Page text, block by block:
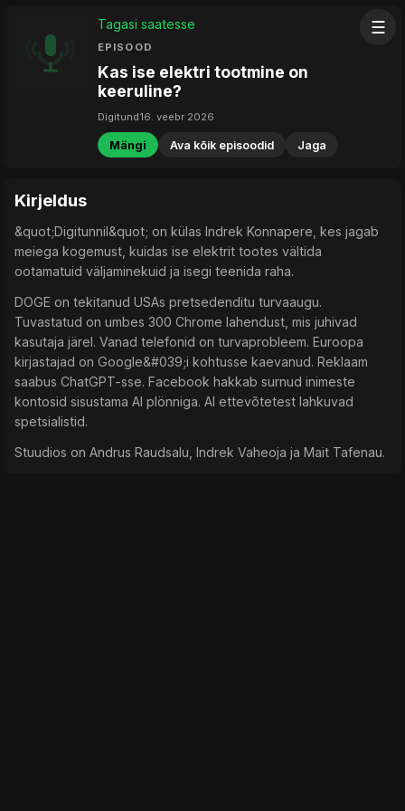
☰
Tagasi saatesse
EPISOOD
Kas ise elektri tootmine on
keeruline?
Digitund16. veebr 2026
Mängi Ava kõik episoodid Jaga
Kirjeldus
&quot;Digitunnil&quot; on külas Indrek Konnapere, kes jagab
meiega kogemust, kuidas ise elektrit tootes vältida
ootamatuid väljaminekuid ja isegi teenida raha.
DOGE on tekitanud USAs pretsedenditu turvaaugu.
Tuvastatud on umbes 300 Chrome lahendust, mis juhivad
kasutaja järel. Vanad telefonid on turvaprobleem. Euroopa
kirjastajad on Google&#039;i kohtusse kaevanud. Reklaam
saabus ChatGPT-sse. Facebook hakkab surnud inimeste
kontosid sisustama AI plönniga. AI ettevõtetest lahkuvad
spetsialistid.
Stuudios on Andrus Raudsalu, Indrek Vaheoja ja Mait Tafenau.